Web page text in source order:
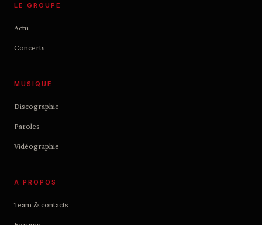
LE GROUPE
Actu
Concerts
MUSIQUE
Discographie
Paroles
Vidéographie
À PROPOS
Team & contacts